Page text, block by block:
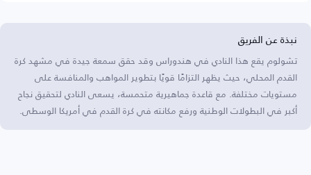
نبذة عن الفريق
تشولوم يقع هذا النادي في هندوراس وقد حقق سمعة جيدة في مشهد كرة
القدم المحلي، حيث يظهر التزامًا قويًا بتطوير المواهب والمنافسة على
مستويات مختلفة. مع قاعدة جماهيرية متحمسة، يسعى النادي لتحقيق نجاح
أكبر في البطولات الوطنية ورفع مكانته في كرة القدم في أمريكا الوسطى.